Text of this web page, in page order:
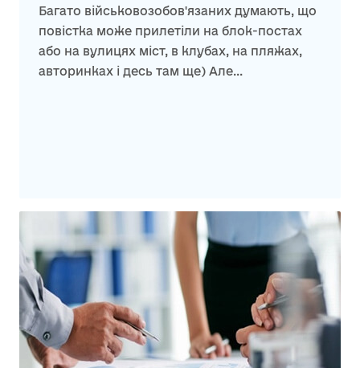
Багато військовозобов'язаних думають, що
повістка може прилетіли на блок-постах
або на вулицях міст, в клубах, на пляжах,
авторинках і десь там ще) Але...